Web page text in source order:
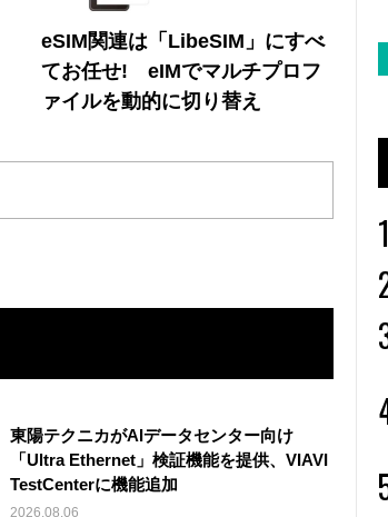
eSIM関連は「LibeSIM」にすべ
てお任せ! eIMでマルチプロフ
ァイルを動的に切り替え
東陽テクニカがAIデータセンター向け
「Ultra Ethernet」検証機能を提供、VIAVI
TestCenterに機能追加
2026.08.06